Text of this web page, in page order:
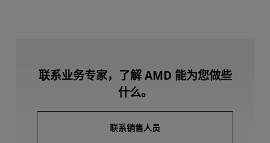
联系业务专家，了解 AMD 能为您做些
什么。
联系销售人员